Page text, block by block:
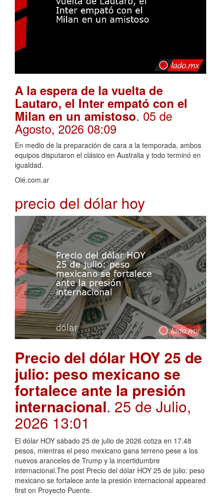
A la espera de la vuelta de
Lautaro, el Inter empató con el
Milan en un amistoso. 05 de
Agosto, 2026 08:09
En medio de la preparación de cara a la temporada, ambos
equipos disputaron el clásico en Australia y todo terminó en
igualdad.
Olé.com.ar
precio del dólar hoy
Precio del dólar HOY 25 de
julio: peso mexicano se
fortalece ante la presión
internacional. 25 de Julio,
2026 13:01
El dólar HOY sábado 25 de julio de 2026 cotiza en 17.48
pesos, mientras el peso mexicano gana terreno pese a los
nuevos aranceles de Trump y la incertidumbre
internacional.The post Precio del dólar HOY 25 de julio: peso
mexicano se fortalece ante la presión internacional appeared
first on Proyecto Puente.